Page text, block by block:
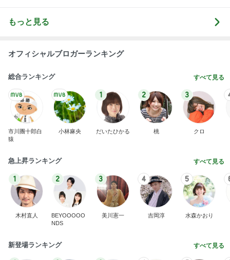
もっと見る
オフィシャルブロガーランキング
総合ランキング すべて見る
市川團十郎白
猿
小林麻央
1
だいたひかる
2
桃
3
クロ
急上昇ランキング すべて見る
1
木村直人
2
BEYOOOOO
NDS
3
美川憲一
4
吉岡淳
5
水森かおり
新登場ランキング すべて見る